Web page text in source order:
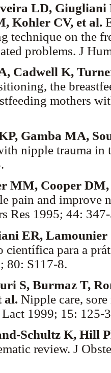
LD, Giugliani
Kohler CV, et al.
technique on the
problems. J
Cadwell K,
the
mothers
Gamba MA,
nipple trauma
MM, Cooper DM,
pain and improve
Res 1995; 44:
ER,
científica para a
80: S117-8.
S, Burmaz T,
al. Nipple care,
1999; 15: 125-
Schultz K, Hill
review. J